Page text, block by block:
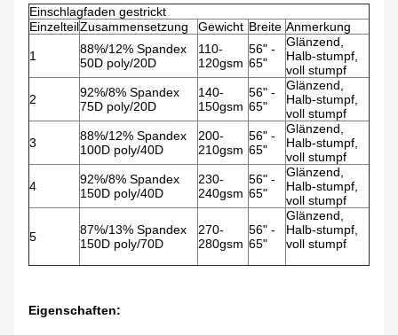
Einschlagfaden gestrickt
EinzelteilZusammensetzung Gewicht Breite Anmerkung
1
88%/12% Spandex
50D poly/20D
110-
120gsm
56" -
65"
Glänzend,
Halb-stumpf,
voll stumpf
2
92%/8% Spandex
75D poly/20D
140-
150gsm
56" -
65"
Glänzend,
Halb-stumpf,
voll stumpf
3
88%/12% Spandex
100D poly/40D
200-
210gsm
56" -
65"
Glänzend,
Halb-stumpf,
voll stumpf
4
92%/8% Spandex
150D poly/40D
230-
240gsm
56" -
65"
Glänzend,
Halb-stumpf,
voll stumpf
5
87%/13% Spandex
150D poly/70D
270-
280gsm
56" -
65"
Glänzend,
Halb-stumpf,
voll stumpf
Eigenschaften: